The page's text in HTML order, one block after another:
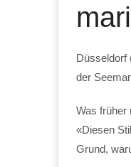
Düsseldorf
der
Was früher
«Diesen
Grund,